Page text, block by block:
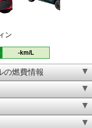
ン
-km/L
の燃費情報